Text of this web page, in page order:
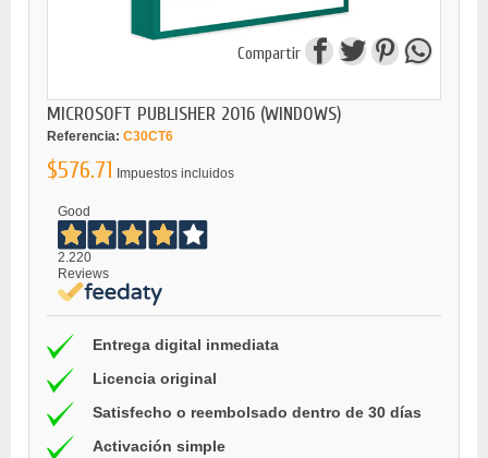
Compartir
MICROSOFT PUBLISHER 2016 (WINDOWS)
Referencia: C30CT6
$576.71 Impuestos incluidos
Good
2.220
Reviews
Entrega digital inmediata
Licencia original
Satisfecho o reembolsado dentro de 30 días
Activación simple